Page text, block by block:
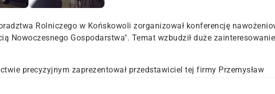
Rolniczego w Końskowoli zorganizował konferencję
Nowoczesnego Gospodarstwa". Temat wzbudził duże zainteresowanie
precyzyjnym zaprezentował przedstawiciel tej firmy Przemysław
Polska wskazał potencjalne oszczędności, jakie można uzyskać